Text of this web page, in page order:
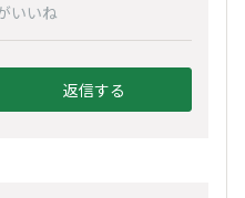
いいね
返信する